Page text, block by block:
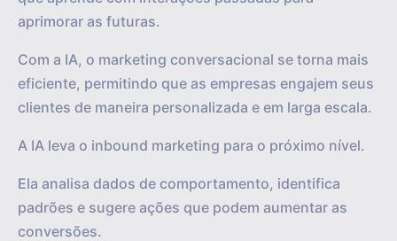
aprimorar as futuras.
Com a IA, o marketing conversacional se torna mais
eficiente, permitindo que as empresas engajem seus
clientes de maneira personalizada e em larga escala.
A IA leva o inbound marketing para o próximo nível.
Ela analisa dados de comportamento, identifica
padrões e sugere ações que podem aumentar as
conversões.